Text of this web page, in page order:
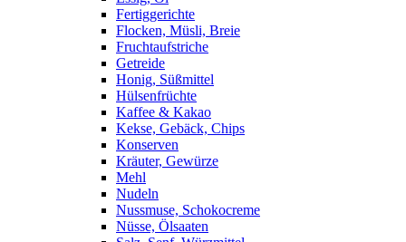
Fertiggerichte
Flocken, Müsli, Breie
Fruchtaufstriche
Getreide
Honig, Süßmittel
Hülsenfrüchte
Kaffee & Kakao
Kekse, Gebäck, Chips
Konserven
Kräuter, Gewürze
Mehl
Nudeln
Nussmuse, Schokocreme
Nüsse, Ölsaaten